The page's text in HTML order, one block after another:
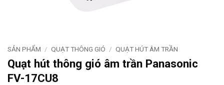
SẢN PHẨM / QUẠT THÔNG GIÓ / QUẠT HÚT ÂM TRẦN
Quạt hút thông gió âm trần Panasonic
FV-17CU8